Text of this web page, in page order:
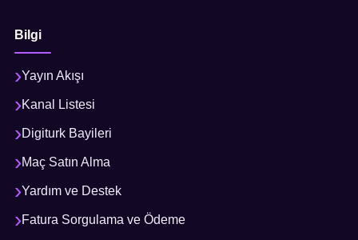
Bilgi
Yayın Akışı
Kanal Listesi
Digiturk Bayileri
Maç Satın Alma
Yardım ve Destek
Fatura Sorgulama ve Ödeme